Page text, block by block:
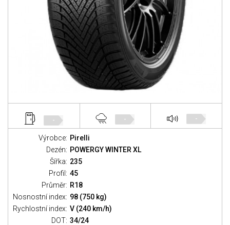
- - -
Výrobce: Pirelli
Dezén: POWERGY WINTER XL
Šířka: 235
Profil: 45
Průměr: R18
Nosnostní index: 98 (750 kg)
Rychlostní index: V (240 km/h)
DOT: 34/24